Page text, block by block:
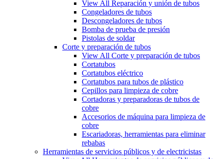
View All Reparación y unión de tubos
Congeladores de tubos
Descongeladores de tubos
Bomba de prueba de presión
Pistolas de soldar
Corte y preparación de tubos
View All Corte y preparación de tubos
Cortatubos
Cortatubos eléctrico
Cortatubos para tubos de plástico
Cepillos para limpieza de cobre
Cortadoras y preparadoras de tubos de
cobre
Accesorios de máquina para limpieza de
cobre
Escariadoras, herramientas para eliminar
rebabas
Herramientas de servicios públicos y de electricistas